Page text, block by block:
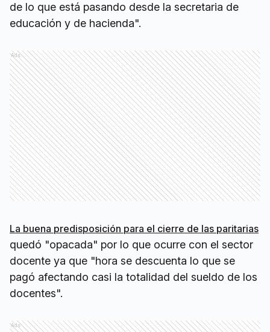
de lo que está pasando desde la secretaria de
educación y de hacienda".
Ads
La buena predisposición para el cierre de las paritarias
quedó "opacada" por lo que ocurre con el sector
docente ya que "hora se descuenta lo que se
pagó afectando casi la totalidad del sueldo de los
docentes".
Ads